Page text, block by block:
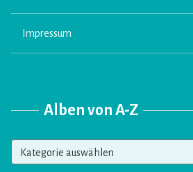
Impressum
Alben von A-Z
Alben
von